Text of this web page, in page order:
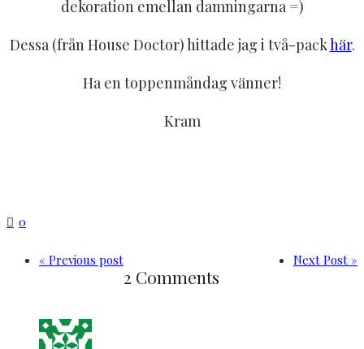
dekoration emellan damningarna =)
Dessa (från House Doctor) hittade jag i två-packhär.
Ha en toppenmåndag vänner!
Kram
0
« Previous post Next Post »
2 Comments